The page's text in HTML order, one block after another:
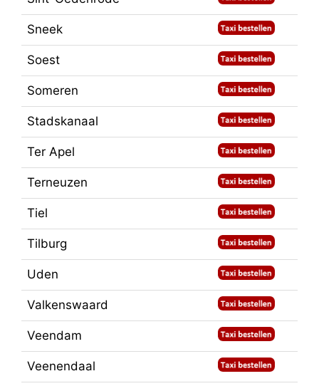
Sneek
Soest
Someren
Stadskanaal
Ter Apel
Terneuzen
Tiel
Tilburg
Uden
Valkenswaard
Veendam
Veenendaal